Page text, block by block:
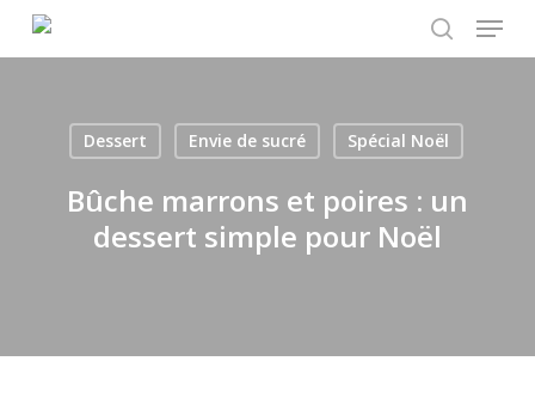
search
Menu
Dessert Envie de sucré Spécial Noël
Bûche marrons et poires : un
dessert simple pour Noël